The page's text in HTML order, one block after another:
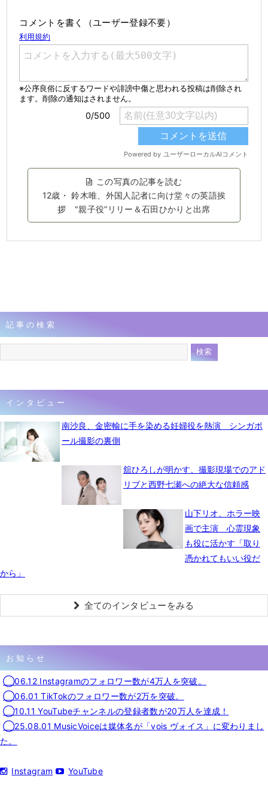
コメントを書く（ユーザー登録不要）
この写真の記事を読む
12歳・ 鈴木唯、外国人記者に向け堂々の英語挨
拶 "親子役”リリー＆石田ひかりと出席
記事の検索
インタビュー
南沙良、金密輸に手を染める妊婦役を熱演 シンガポ
ール撮影の裏側
舘ひろしが明かす、撮影現場でのアド
リブと西野七瀬への絶大な信頼感
山下リオ、ホラー映
画で主演 心霊現象
も役に活かす「取り
憑かれてもいい役だ
から」
全てのインタビューをみる
お知らせ
◯06.12 Instagramのフォロワー数が4万人を突破。
◯06.01 TikTokのフォロワー数が2万を突破。
◯10.11 YouTubeチャンネルの登録者数が20万人を達成！
◯25.08.01 MusicVoiceは媒体名が「vois ヴォイス」に変わりまし
た。
Instagram YouTube